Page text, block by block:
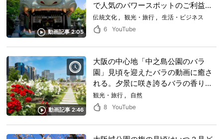
動画記事 2:05
で人気のパワースポットのご利益や
神事も紹介！
伝統文化 観光・旅行
生活・ビジネス
6
YouTube
動画記事 2:46
大阪の中心地「中之島公園のバラ
園」見頃を迎えたバラの動画に癒さ
れる。夕景に咲き誇るバラの香りが
やさしくふんわり漂ってきそう
観光・旅行
自然
8
YouTube